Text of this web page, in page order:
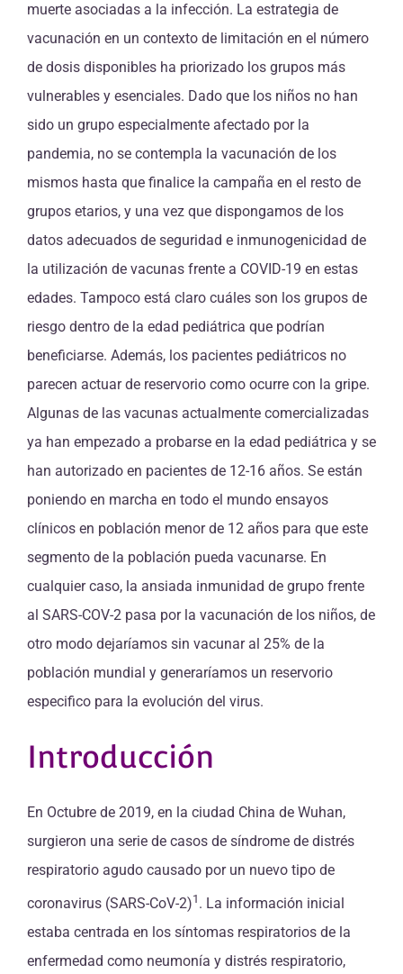
muerte asociadas a la infección. La estrategia de
vacunación en un contexto de limitación en el número
de dosis disponibles ha priorizado los grupos más
vulnerables y esenciales. Dado que los niños no han
sido un grupo especialmente afectado por la
pandemia, no se contempla la vacunación de los
mismos hasta que finalice la campaña en el resto de
grupos etarios, y una vez que dispongamos de los
datos adecuados de seguridad e inmunogenicidad de
la utilización de vacunas frente a COVID-19 en estas
edades. Tampoco está claro cuáles son los grupos de
riesgo dentro de la edad pediátrica que podrían
beneficiarse. Además, los pacientes pediátricos no
parecen actuar de reservorio como ocurre con la gripe.
Algunas de las vacunas actualmente comercializadas
ya han empezado a probarse en la edad pediátrica y se
han autorizado en pacientes de 12-16 años. Se están
poniendo en marcha en todo el mundo ensayos
clínicos en población menor de 12 años para que este
segmento de la población pueda vacunarse. En
cualquier caso, la ansiada inmunidad de grupo frente
al SARS-COV-2 pasa por la vacunación de los niños, de
otro modo dejaríamos sin vacunar al 25% de la
población mundial y generaríamos un reservorio
especifico para la evolución del virus.
Introducción
En Octubre de 2019, en la ciudad China de Wuhan,
surgieron una serie de casos de síndrome de distrés
respiratorio agudo causado por un nuevo tipo de
coronavirus (SARS-CoV-2)1 . La información inicial
estaba centrada en los síntomas respiratorios de la
enfermedad como neumonía y distrés respiratorio,